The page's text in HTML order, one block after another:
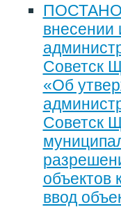
внесении
Советск
«Об
Советск
объектов
ввод